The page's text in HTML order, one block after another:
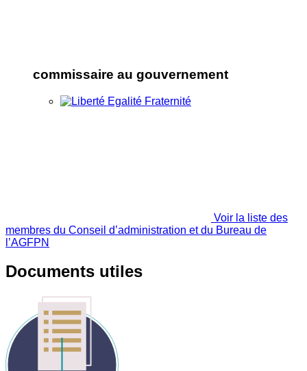
commissaire au gouvernement
Voir la liste des
membres du Conseil d’administration et du Bureau de
l’AGFPN
Documents utiles